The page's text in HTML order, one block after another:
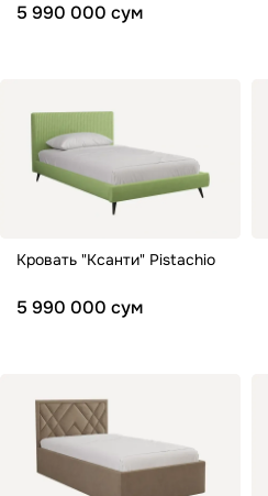
5 990 000 сум
Кровать "Ксанти" Pistachio
5 990 000 сум